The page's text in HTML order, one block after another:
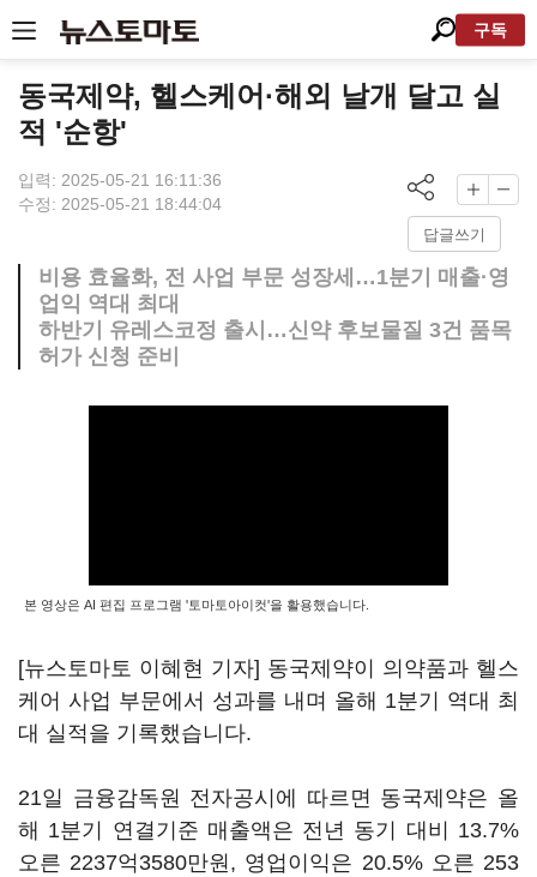
구독
동국제약, 헬스케어·해외 날개 달고 실
적 '순항'
입력: 2025-05-21 16:11:36
수정: 2025-05-21 18:44:04
답글쓰기
비용 효율화, 전 사업 부문 성장세…1분기 매출·영
업익 역대 최대
하반기 유레스코정 출시…신약 후보물질 3건 품목
허가 신청 준비
본 영상은 AI 편집 프로그램 '토마토아이컷'을 활용했습니다.
[뉴스토마토 이혜현 기자] 동국제약이 의약품과 헬스
케어 사업 부문에서 성과를 내며 올해 1분기 역대 최
대 실적을 기록했습니다.
21일 금융감독원 전자공시에 따르면 동국제약은 올
해 1분기 연결기준 매출액은 전년 동기 대비 13.7%
오른 2237억3580만원, 영업이익은 20.5% 오른 253